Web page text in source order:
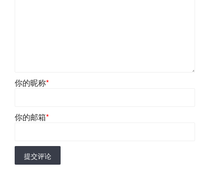
你的昵称*
你的邮箱*
提交评论